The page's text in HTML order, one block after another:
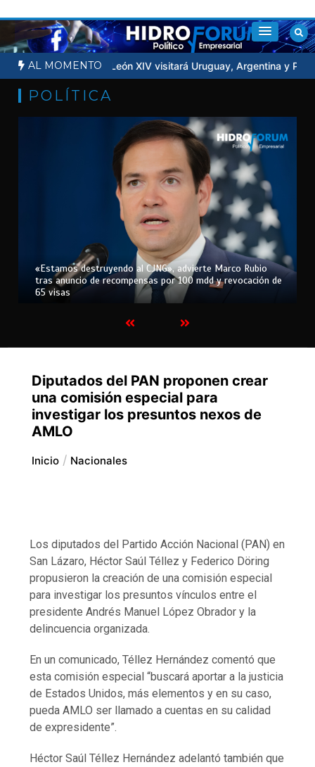
al
contenido
AL MOMENTO
la Luna Papa León XIV visitará Uruguay, Argentina y Perú en
POLÍTICA
«Estamos destruyendo al CJNG», advierte Marco Rubio
tras anuncio de recompensas por 100 mdd y revocación de
65 visas
Diputados del PAN proponen crear
una comisión especial para
investigar los presuntos nexos de
AMLO
Inicio Nacionales
Los diputados del Partido Acción Nacional (PAN) en
San Lázaro, Héctor Saúl Téllez y Federico Döring
propusieron la creación de una comisión especial
para investigar los presuntos vínculos entre el
presidente Andrés Manuel López Obrador y la
delincuencia organizada.
En un comunicado, Téllez Hernández comentó que
esta comisión especial “buscará aportar a la justicia
de Estados Unidos, más elementos y en su caso,
pueda AMLO ser llamado a cuentas en su calidad
de expresidente”.
Héctor Saúl Téllez Hernández adelantó también que